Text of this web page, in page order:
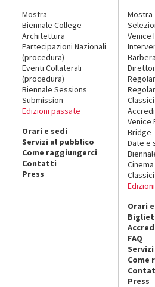
Mostra
Biennale College
Architettura
Partecipazioni Nazionali
(procedura)
Eventi Collaterali
(procedura)
Biennale Sessions
Submission
Edizioni passate
Orari e sedi
Servizi al pubblico
Come raggiungerci
Contatti
Press
Mostra
Venice
Barbera
Classici
Venice
Bridge
Date e
Cinema
Orari
FAQ
Come
Press